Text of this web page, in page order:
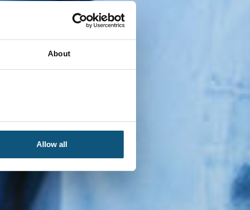
About
Allow all